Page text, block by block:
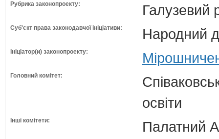
Рубрика законопроекту: Галузевий
Суб'єкт права законодавчої ініціативи: Народний
Ініціатор(и) законопроекту:
Головний комітет:
освіти
Інші комітети:
Палатний